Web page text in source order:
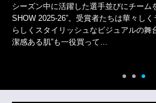
きた軌跡は、けっして平坦ではなかった
の活動など常に新たな道を自ら切り拓い
ガリ〉の“オクト フィニッシモ”がある